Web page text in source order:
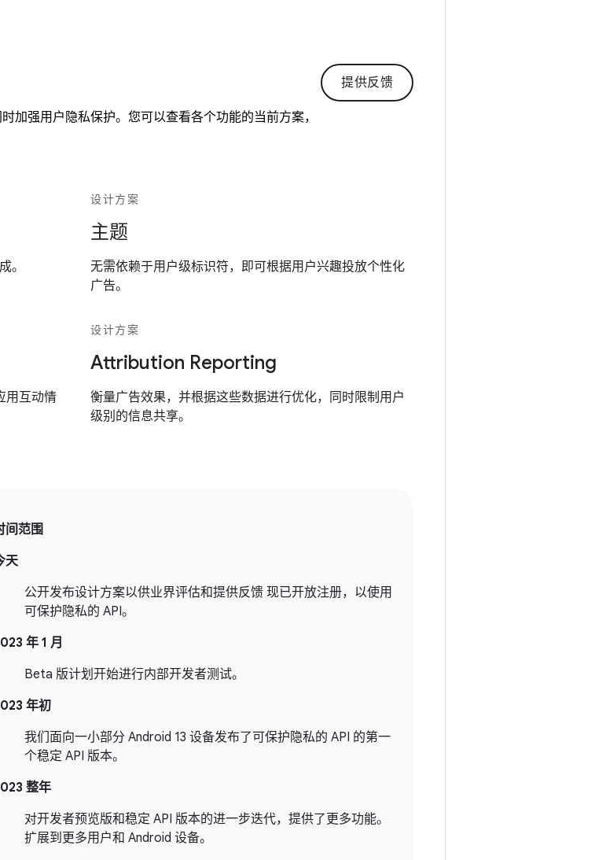
加强用户隐私保护。您可以查看各个功能的当前方案，
提供反馈
。
设计方案
主题
无需依赖于用户级标识符，即可根据用户兴趣投放个性化
广告。
用互动情
设计方案
Attribution Reporting
衡量广告效果，并根据这些数据进行优化，同时限制用户
级别的信息共享。
间范围
天
公开发布设计方案以供业界评估和提供反馈 现已开放注册，以使用
可保护隐私的 API。
年 1 月
Beta 版计划开始进行内部开发者测试。
年初
我们面向一小部分 Android 13 设备发布了可保护隐私的 API 的第一
个稳定 API 版本。
整年
对开发者预览版和稳定 API 版本的进一步迭代，提供了更多功能。
扩展到更多用户和 Android 设备。